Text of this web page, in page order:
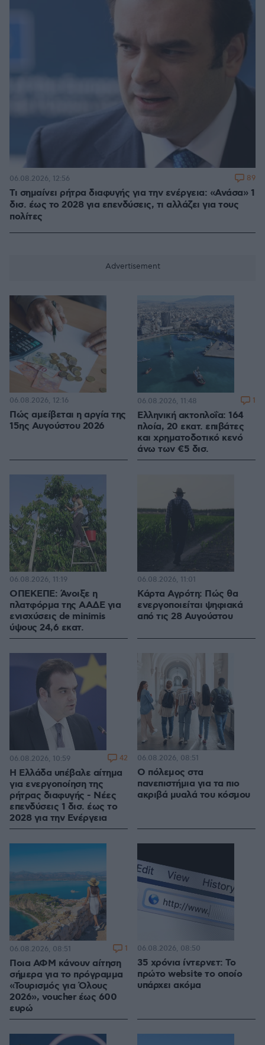
Τι σημαίνει ρήτρα διαφυγής για την ενέργεια: «Ανάσα» 1
δισ. έως το 2028 για επενδύσεις, τι αλλάζει για τους
πολίτες
06.08.2026, 12:56 89
Πώς αμείβεται η αργία της
15ης Αυγούστου 2026
06.08.2026, 12:16
Ελληνική ακτοπλοΐα: 164
πλοία, 20 εκατ. επιβάτες
και χρηματοδοτικό κενό
άνω των €5 δισ.
06.08.2026, 11:48 1
ΟΠΕΚΕΠΕ: Άνοιξε η
πλατφόρμα της ΑΑΔΕ για
ενισχύσεις de minimis
ύψους 24,6 εκατ.
06.08.2026, 11:19
Κάρτα Αγρότη: Πώς θα
ενεργοποιείται ψηφιακά
από τις 28 Αυγούστου
06.08.2026, 11:01
Η Ελλάδα υπέβαλε αίτημα
για ενεργοποίηση της
ρήτρας διαφυγής - Νέες
επενδύσεις 1 δισ. έως το
2028 για την Ενέργεια
06.08.2026, 10:59 42
Ο πόλεμος στα
πανεπιστήμια για τα πιο
ακριβά μυαλά του κόσμου
06.08.2026, 08:51
Ποια ΑΦΜ κάνουν αίτηση
σήμερα για το πρόγραμμα
«Τουρισμός για Όλους
2026», voucher έως 600
ευρώ
06.08.2026, 08:51 1
35 χρόνια ίντερνετ: Το
πρώτο website το οποίο
υπάρχει ακόμα
06.08.2026, 08:50